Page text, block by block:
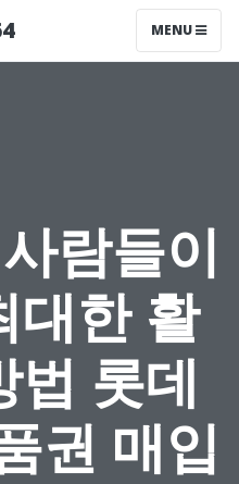
MENU
람들이
대한 활
법 롯데
권 매입